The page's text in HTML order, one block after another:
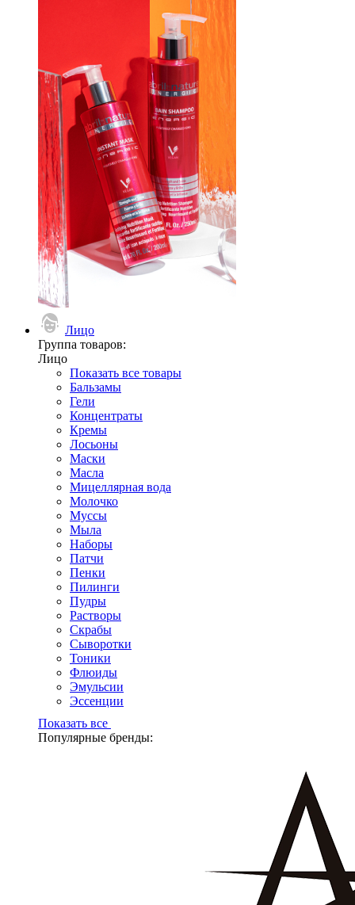
Лицо
Группа товаров:
Лицо
Показать все товары
Бальзамы
Гели
Концентраты
Кремы
Лосьоны
Маски
Масла
Мицеллярная вода
Молочко
Муссы
Мыла
Наборы
Патчи
Пенки
Пилинги
Пудры
Растворы
Скрабы
Сыворотки
Тоники
Флюиды
Эмульсии
Эссенции
Показать все
Популярные бренды: